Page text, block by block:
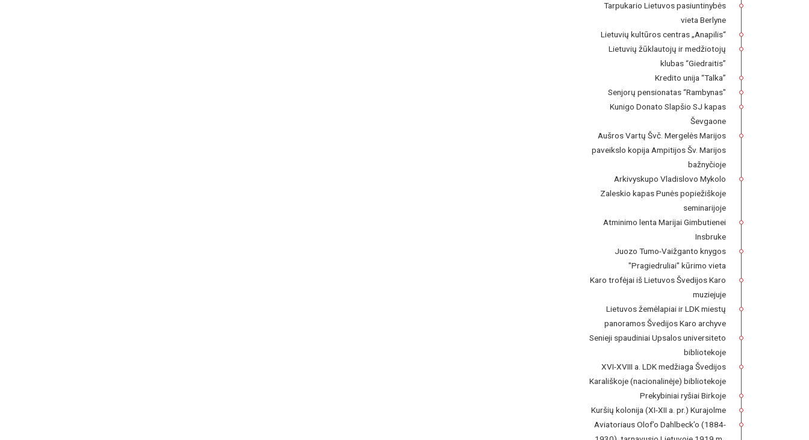
Tarpukario Lietuvos pasiuntinybės
vieta Berlyne
Lietuvių kultūros centras „Anapilis“
Lietuvių žūklautojų ir medžiotojų
klubas “Giedraitis”
Kredito unija “Talka”
Senjorų pensionatas “Rambynas"
Kunigo Donato Slapšio SJ kapas
Ševgaone
Aušros Vartų Švč. Mergelės Marijos
paveikslo kopija Ampitijos Šv. Marijos
bažnyčioje
Arkivyskupo Vladislovo Mykolo
Zaleskio kapas Punės popiežiškoje
seminarijoje
Atminimo lenta Marijai Gimbutienei
Insbruke
Juozo Tumo-Vaižganto knygos
"Pragiedruliai" kūrimo vieta
Karo trofėjai iš Lietuvos Švedijos Karo
muziejuje
Lietuvos žemėlapiai ir LDK miestų
panoramos Švedijos Karo archyve
Senieji spaudiniai Upsalos universiteto
bibliotekoje
XVI-XVIII a. LDK medžiaga Švedijos
Karališkoje (nacionalinėje) bibliotekoje
Prekybiniai ryšiai Birkoje
Kuršių kolonija (XI-XII a. pr.) Kurajolme
Aviatoriaus Olof’o Dahlbeck’o (1884-